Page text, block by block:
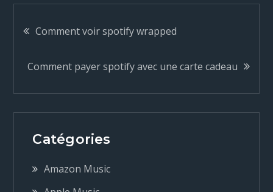
N
a
v
g
Comment voir spotify wrapped
Comment payer spotify avec une carte cadeau
Catégories
Amazon Music